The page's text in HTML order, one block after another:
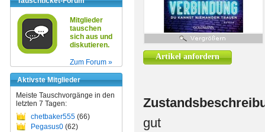
Mitglieder
tauschen
sich aus und
diskutieren.
Zum Forum »
Aktivste Mitglieder
Meiste Tauschvorgänge in den
letzten 7 Tagen:
chetbaker555 (66)
Pegasus0 (62)
Artikel anfordern
gut